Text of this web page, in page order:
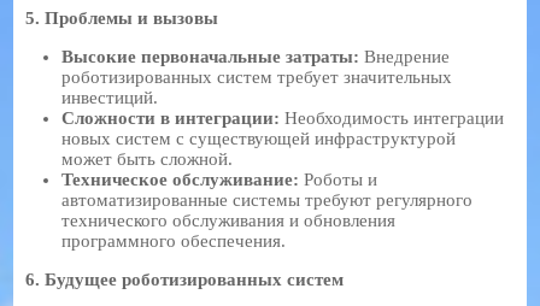
5.Проблемы и вызовы
Высокие первоначальные затраты: Внедрение
роботизированных систем требует значительных
инвестиций.
Сложности в интеграции: Необходимость интеграции
новых систем с существующей инфраструктурой
может быть сложной.
Техническое обслуживание: Роботы и
автоматизированные системы требуют регулярного
технического обслуживания и обновления
программного обеспечения.
6.Будущее роботизированных систем